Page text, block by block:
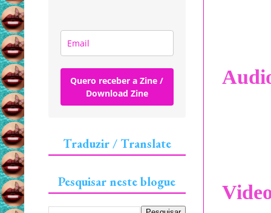
Quero receber a Zine /
Download Zine
Traduzir / Translate
Pesquisar neste blogue